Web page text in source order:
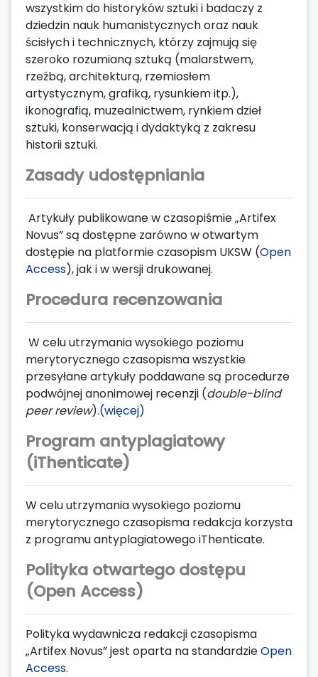
wszystkim do historyków sztuki i badaczy z
dziedzin nauk humanistycznych oraz nauk
ścisłych i technicznych, którzy zajmują się
szeroko rozumianą sztuką (malarstwem,
rzeźbą, architekturą, rzemiosłem
artystycznym, grafiką, rysunkiem itp.),
ikonografią, muzealnictwem, rynkiem dzieł
sztuki, konserwacją i dydaktyką z zakresu
historii sztuki.
Zasady udostępniania
Artykuły publikowane w czasopiśmie „Artifex
Novus” są dostępne zarówno w otwartym
dostępie na platformie czasopism UKSW (Open
Access), jak i w wersji drukowanej.
Procedura recenzowania
W celu utrzymania wysokiego poziomu
merytorycznego czasopisma wszystkie
przesyłane artykuły poddawane są procedurze
podwójnej anonimowej recenzji (double-blind
peer review).(więcej)
Program antyplagiatowy
(iThenticate)
W celu utrzymania wysokiego poziomu
merytorycznego czasopisma redakcja korzysta
z programu antyplagiatowego iThenticate.
Polityka otwartego dostępu
(Open Access)
Polityka wydawnicza redakcji czasopisma
„Artifex Novus” jest oparta na standardzieOpen
Access.